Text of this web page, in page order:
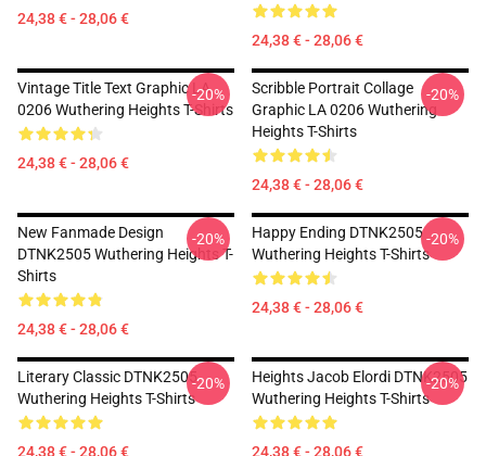
24,38 € - 28,06 €
24,38 € - 28,06 €
Vintage Title Text Graphic LA
0206 Wuthering Heights T-Shirts
24,38 € - 28,06 €
-20%
Scribble Portrait Collage
Graphic LA 0206 Wuthering
Heights T-Shirts
24,38 € - 28,06 €
-20%
New Fanmade Design
DTNK2505 Wuthering Heights T-
Shirts
24,38 € - 28,06 €
-20%
Happy Ending DTNK2505
Wuthering Heights T-Shirts
24,38 € - 28,06 €
-20%
Literary Classic DTNK2505
Wuthering Heights T-Shirts
24,38 € - 28,06 €
-20%
Heights Jacob Elordi DTNK2505
Wuthering Heights T-Shirts
24,38 € - 28,06 €
-20%